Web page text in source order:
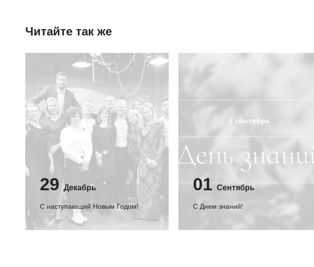
Читайте так же
29 Декабрь
С наступающий Новым Годом!
01 Сентябрь
C Днем знаний!